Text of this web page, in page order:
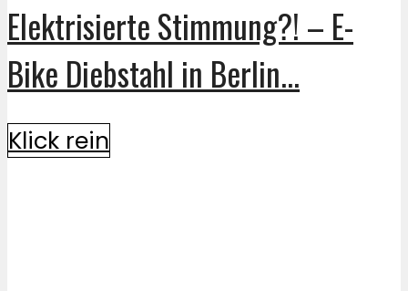
Elektrisierte Stimmung?! – E-
Bike Diebstahl in Berlin...
Klick rein